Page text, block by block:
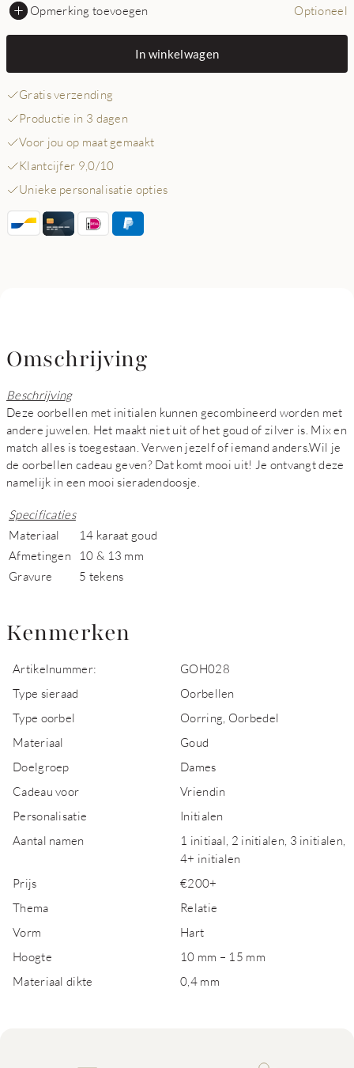
Opmerking toevoegen Optioneel
In winkelwagen
Gratis verzending
Productie in 3 dagen
Voor jou op maat gemaakt
Klantcijfer 9,0/10
Unieke personalisatie opties
Omschrijving
Beschrijving
Deze oorbellen met initialen kunnen gecombineerd worden met
andere juwelen. Het maakt niet uit of het goud of zilver is. Mix en
match alles is toegestaan. Verwen jezelf of iemand anders.Wil je
de oorbellen cadeau geven? Dat komt mooi uit! Je ontvangt deze
namelijk in een mooi sieradendoosje.
Specificaties
Materiaal
14 karaat goud
Afmetingen
10 & 13 mm
Gravure
5 tekens
Kenmerken
Artikelnummer:
GOH028
Type sieraad
Oorbellen
Type oorbel
Oorring, Oorbedel
Materiaal
Goud
Doelgroep
Dames
Cadeau voor
Vriendin
Personalisatie
Initialen
Aantal namen
1 initiaal, 2 initialen, 3 initialen,
4+ initialen
Prijs
€200+
Thema
Relatie
Vorm
Hart
Hoogte
10 mm – 15 mm
Materiaal dikte
0,4 mm